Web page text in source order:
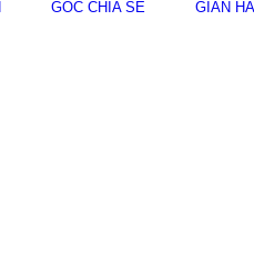
GÓC CHIA SẺ GIAN